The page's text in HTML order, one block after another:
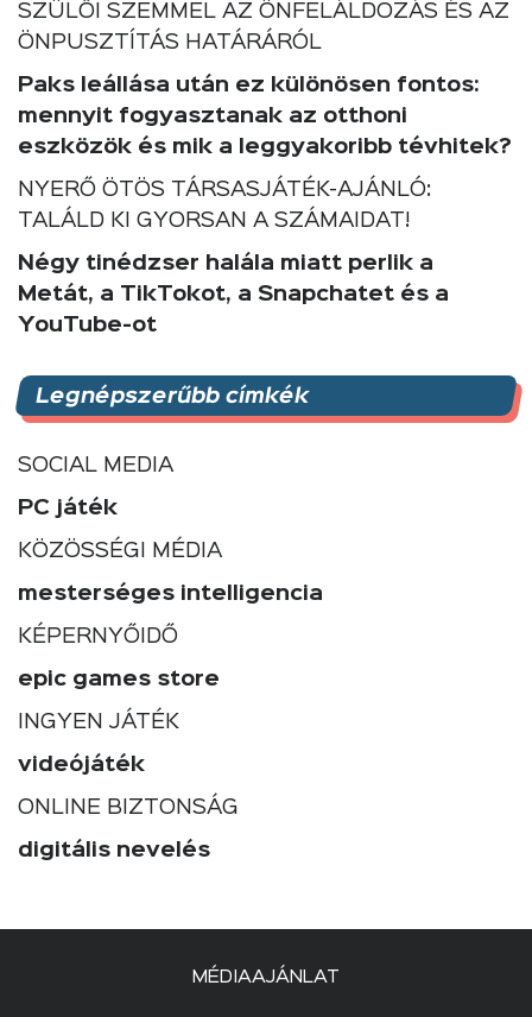
SZÜLŐI SZEMMEL AZ ÖNFELÁLDOZÁS ÉS AZ
ÖNPUSZTÍTÁS HATÁRÁRÓL
Paks leállása után ez különösen fontos:
mennyit fogyasztanak az otthoni
eszközök és mik a leggyakoribb tévhitek?
NYERŐ ÖTÖS TÁRSASJÁTÉK-AJÁNLÓ:
TALÁLD KI GYORSAN A SZÁMAIDAT!
Négy tinédzser halála miatt perlik a
Metát, a TikTokot, a Snapchatet és a
YouTube-ot
Legnépszerűbb címkék
SOCIAL MEDIA
PC játék
KÖZÖSSÉGI MÉDIA
mesterséges intelligencia
KÉPERNYŐIDŐ
epic games store
INGYEN JÁTÉK
videójáték
ONLINE BIZTONSÁG
digitális nevelés
MÉDIAAJÁNLAT